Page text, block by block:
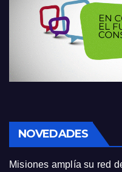
NOVEDADES
Misiones amplía su red